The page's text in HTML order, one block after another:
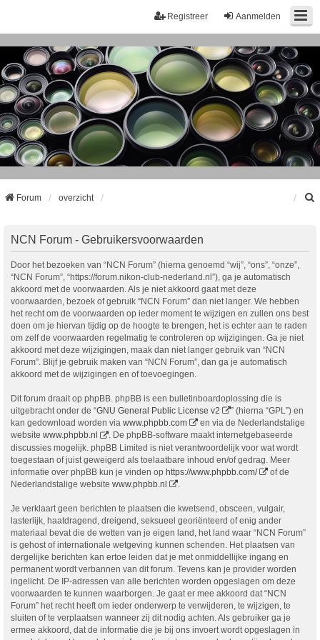
Aanmelden
Registreer
Forum overzicht
NCN Forum - Gebruikersvoorwaarden
Door het bezoeken van “NCN Forum” (hierna genoemd “wij”, “ons”, “onze”,
“NCN Forum”, “https://forum.nikon-club-nederland.nl”), ga je automatisch
akkoord met de voorwaarden. Als je niet akkoord gaat met deze
voorwaarden, bezoek of gebruik “NCN Forum” dan niet langer. We hebben
het recht om de voorwaarden op ieder moment te wijzigen en zullen ons best
doen om je hiervan tijdig op de hoogte te brengen, het is echter aan te raden
om zelf de voorwaarden regelmatig te controleren op wijzigingen. Ga je niet
akkoord met deze wijzigingen, maak dan niet langer gebruik van “NCN
Forum”. Blijf je gebruik maken van “NCN Forum”, dan ga je automatisch
akkoord met de wijzigingen en of toevoegingen.
Dit forum draait op phpBB. phpBB is een bulletinboardoplossing die is
uitgebracht onder de “GNU General Public License v2
” (hierna “GPL”) en
kan gedownload worden via www.phpbb.com
en via de Nederlandstalige
website www.phpbb.nl
. De phpBB-software maakt internetgebaseerde
discussies mogelijk. phpBB Limited is niet verantwoordelijk voor wat wordt
toegestaan of juist geweigerd als toelaatbare inhoud en/of gedrag. Meer
informatie over phpBB kun je vinden op https://www.phpbb.com/
of de
Nederlandstalige website www.phpbb.nl .
Je verklaart geen berichten te plaatsen die kwetsend, obsceen, vulgair,
lasterlijk, haatdragend, dreigend, seksueel georiënteerd of enig ander
materiaal bevat die de wetten van je eigen land, het land waar “NCN Forum”
is gehost of internationale wetgeving kunnen schenden. Het plaatsen van
dergelijke berichten kan ertoe leiden dat je met onmiddellijke ingang en
permanent wordt verbannen van dit forum. Tevens kan je provider worden
ingelicht. De IP-adressen van alle berichten worden opgeslagen om deze
voorwaarden te kunnen waarborgen. Je gaat er mee akkoord dat “NCN
Forum” het recht heeft om ieder onderwerp te verwijderen, te wijzigen, te
sluiten of te verplaatsen wanneer zij dit nodig achten. Als gebruiker ga je
ermee akkoord, dat de informatie die je bij ons invoert wordt opgeslagen in